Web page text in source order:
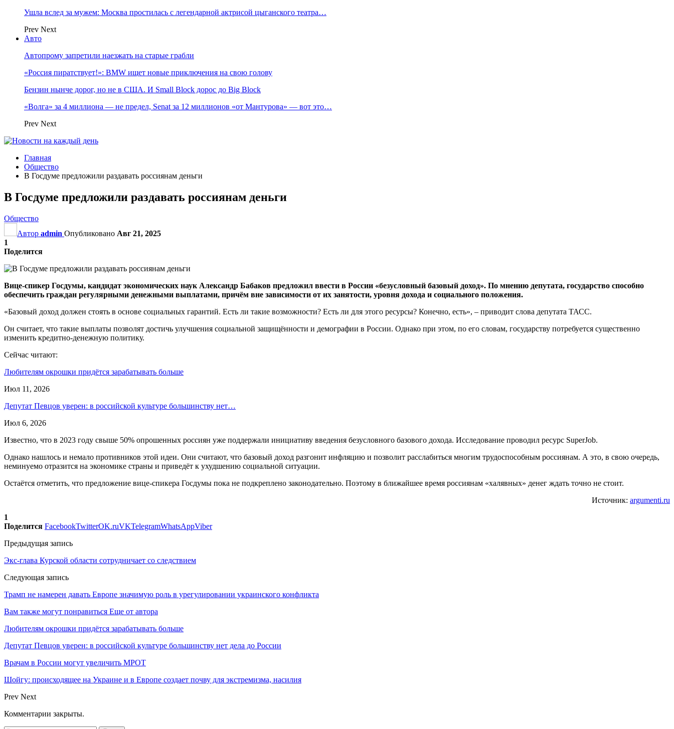
Ушла вслед за мужем: Москва простилась с легендарной актрисой цыганского театра…
Prev Next
Авто
Автопрому запретили наезжать на старые грабли
«Россия пиратствует!»: BMW ищет новые приключения на свою голову
Бензин нынче дорог, но не в США. И Small Block дорос до Big Block
«Волга» за 4 миллиона — не предел, Senat за 12 миллионов «от Мантурова» — вот это…
Prev Next
Главная
Общество
В Госдуме предложили раздавать россиянам деньги
В Госдуме предложили раздавать россиянам деньги
Общество
Автор admin Опубликовано Авг 21, 2025
1
Поделится
Вице-спикер Госдумы, кандидат экономических наук Александр Бабаков предложил ввести в России «безусловный базовый доход». По мнению депутата, государство способно
обеспечить граждан регулярными денежными выплатами, причём вне зависимости от их занятости, уровня дохода и социального положения.
«Базовый доход должен стоять в основе социальных гарантий. Есть ли такие возможности? Есть ли для этого ресурсы? Конечно, есть», – приводит слова депутата ТАСС.
Он считает, что такие выплаты позволят достичь улучшения социальной защищённости и демографии в России. Однако при этом, по его словам, государству потребуется существенно
изменить кредитно-денежную политику.
Сейчас читают:
Любителям окрошки придётся зарабатывать больше
Июл 11, 2026
Депутат Певцов уверен: в российской культуре большинству нет…
Июл 6, 2026
Известно, что в 2023 году свыше 50% опрошенных россиян уже поддержали инициативу введения безусловного базового дохода. Исследование проводил ресурс SuperJob.
Однако нашлось и немало противников этой идеи. Они считают, что базовый доход разгонит инфляцию и позволит расслабиться многим трудоспособным россиянам. А это, в свою очередь,
неминуемо отразится на экономике страны и приведёт к ухудшению социальной ситуации.
Остаётся отметить, что предложение вице-спикера Госдумы пока не подкреплено законодательно. Поэтому в ближайшее время россиянам «халявных» денег ждать точно не стоит.
Источник: argumenti.ru
1
Поделится FacebookTwitterOK.ruVKTelegramWhatsAppViber
Предыдущая запись
Экс-глава Курской области сотрудничает со следствием
Следующая запись
Трамп не намерен давать Европе значимую роль в урегулировании украинского конфликта
Вам также могут понравиться Еще от автора
Любителям окрошки придётся зарабатывать больше
Депутат Певцов уверен: в российской культуре большинству нет дела до России
Врачам в России могут увеличить МРОТ
Шойгу: происходящее на Украине и в Европе создает почву для экстремизма, насилия
Prev Next
Комментарии закрыты.